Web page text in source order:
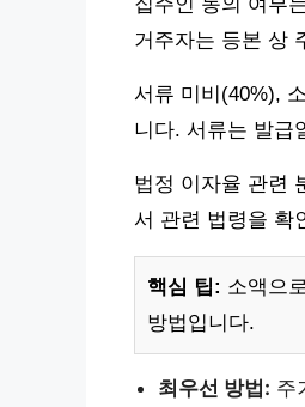
거주자는 등본 상
서류 미비(40%),
니다. 서류는 발급
법정 이자율 관련
서 관련 법령을 확
핵심 팁: 소액으
방법입니다.
최우선 방법: 주